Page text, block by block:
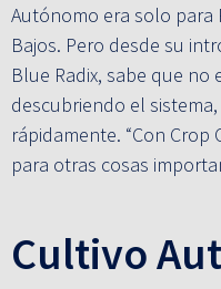
Autónomo era solo para
Bajos. Pero desde su
Blue Radix, sabe que
descubriendo el
rápidamente. “Con
para otras cosas
Cultivo